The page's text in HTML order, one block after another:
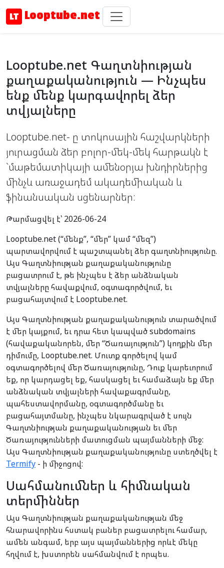
Looptube.net
Looptube.net Գաղտնիության
քաղաքականություն — Ինչպես
ենք մենք կարգավորել ձեր
տվյալները
Looptube.net- ը տոկոսային հաշվարկների
յուրացման ձեր բոլոր-մեկ-մեկ հարթակն է
`մաթեմատիկայի ամենօրյա խնդիրներից
մինչև առաջադեմ ակադեմիական և
ֆինանսական սցենարներ:
Թարմացվել է՝ 2026-06-24
Looptube.net (“մենք”, “մեր” կամ “մեզ”)
պարտավորվում է պաշտպանել ձեր գաղտնիությունը.
Այս Գաղտնիության քաղաքականությունը
բացատրում է, թե ինչպես է ձեր անձնական
տվյալները հավաքվում, օգտագործվում, եւ
բացահայտվում է Looptube.net.
Այս Գաղտնիության քաղաքականություն տարածվում
է մեր կայքում, եւ դրա հետ կապված subdomains
(հավաքականորեն, մեր “Ծառայություն”) կողքին մեր
դիմումը, Looptube.net. Մուտք գործելով կամ
օգտագործելով մեր Ծառայությունը, Դուք կարեւորում
եք, որ կարդացել եք, հասկացել եւ համաձայն եք մեր
անձնական տվյալների հավաքագրմանը,
պահեստավորմանը, օգտագործմանը եւ
բացահայտմանը, ինչպես նկարագրված է սույն
Գաղտնիության քաղաքականության եւ մեր
Ծառայությունների մատուցման պայմանների մեջ:
Այս Գաղտնիության քաղաքականությունը ստեղծվել է
Termify - ի միջոցով:
Սահմանումներ և հիմնական
տերմիններ
Այս Գաղտնիության քաղաքականության մեջ
հնարավորինս հստակ բաներ բացատրելու համար,
ամեն անգամ, երբ այս պայմաններից որևէ մեկը
հղվում է, խստորեն սահմանվում է որպես.